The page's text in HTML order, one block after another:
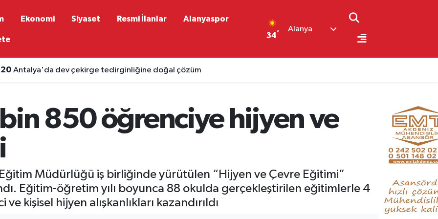
Ekonomi Siyaset Resmi İlanlar Alanyaspor
34°
Alanya
Antalya'da dev çekirge tedirginliğine doğal çözüm
850 öğrenciye hijyen ve
Müdürlüğü iş birliğinde yürütülen “Hijyen ve Çevre Eğitimi”
Eğitim-öğretim yılı boyunca 88 okulda gerçekleştirilen eğitimlerle 4
kişisel hijyen alışkanlıkları kazandırıldı